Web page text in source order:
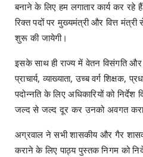
बनाने के लिए हम लगातार कार्य कर
रिक्त पदों पर मुख्यमंत्री और वित्त मंत्री
शुरू की जायेगी।
इसके साथ ही राज्य में वेतन विसंगति
प्राचार्य, व्याख्याता, उच्ब वर्ग शिक्षक,
पदोन्नति के लिए अधिकारियों को निर्देश
जल्द से जल्द दूर कर उनको अवगत
अग्रवाल ने सभी शासकीय और गैर
कराने के लिए पाठ्य पुस्तक निगम को